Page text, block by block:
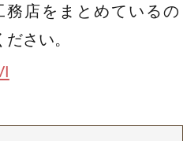
店をまとめているの
さい。